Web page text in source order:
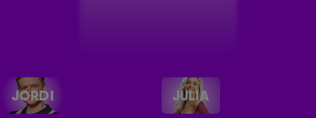
JORDI JULIA